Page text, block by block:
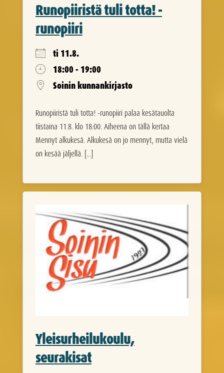
Runopiiristä tuli totta! -
runopiiri
ti 11.8.
18:00 - 19:00
Soinin kunnankirjasto
Runopiiristä tuli totta! -runopiiri palaa kesätauolta
tiistaina 11.8. klo 18:00. Aiheena on tällä kertaa
Mennyt alkukesä. Alkukesä on jo mennyt, mutta vielä
on kesää jäljellä. [...]
Yleisurheilukoulu,
seurakisat